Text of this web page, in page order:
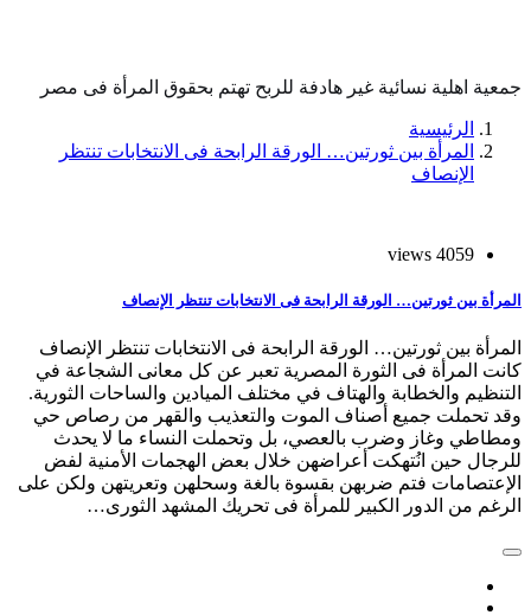
جمعية اهلية نسائية غير هادفة للربح تهتم بحقوق المرأة فى مصر
الرئيسية
المرأة بين ثورتين… الورقة الرابحة فى الانتخابات تنتظر
الإنصاف
4059 views
المرأة بين ثورتين… الورقة الرابحة فى الانتخابات تنتظر الإنصاف
المرأة بين ثورتين… الورقة الرابحة فى الانتخابات تنتظر الإنصاف
كانت المرأة فى الثورة المصرية تعبر عن كل معانى الشجاعة في
التنظيم والخطابة والهتاف في مختلف الميادين والساحات الثورية.
وقد تحملت جميع أصناف الموت والتعذيب والقهر من رصاص حي
ومطاطي وغاز وضرب بالعصي، بل وتحملت النساء ما لا يحدث
للرجال حين انُتهكت أعراضهن خلال بعض الهجمات الأمنية لفض
الإعتصامات فتم ضربهن بقسوة بالغة وسحلهن وتعريتهن ولكن على
الرغم من الدور الكبير للمرأة فى تحريك المشهد الثورى…